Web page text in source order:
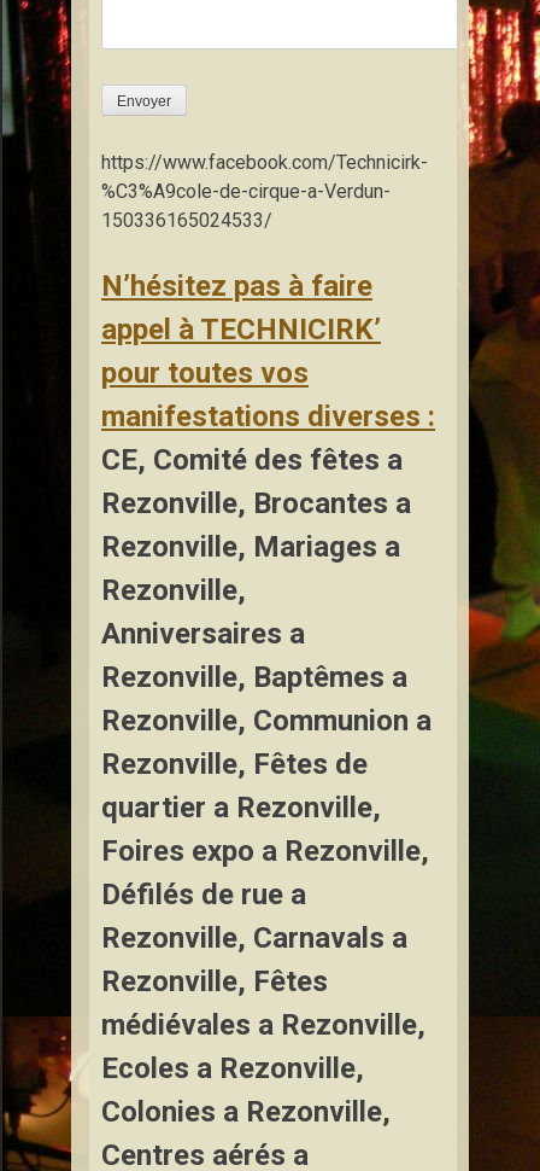
Envoyer
https://www.facebook.com/Technicirk-
%C3%A9cole-de-cirque-a-Verdun-
150336165024533/
N’hésitez pas à faire
appel à TECHNICIRK’
pour toutes vos
manifestations diverses :
CE, Comité des fêtes a
Rezonville, Brocantes a
Rezonville, Mariages a
Rezonville,
Anniversaires a
Rezonville, Baptêmes a
Rezonville, Communion a
Rezonville, Fêtes de
quartier a Rezonville,
Foires expo a Rezonville,
Défilés de rue a
Rezonville, Carnavals a
Rezonville, Fêtes
médiévales a Rezonville,
Ecoles a Rezonville,
Colonies a Rezonville,
Centres aérés a